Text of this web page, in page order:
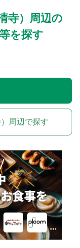
寺）周辺の
を探す
周辺で探す